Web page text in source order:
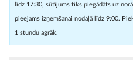
līdz 17:30, sūtījums tiks piegādāts uz
pieejams izņemšanai nodaļā līdz 9:00.
1 stundu agrāk.